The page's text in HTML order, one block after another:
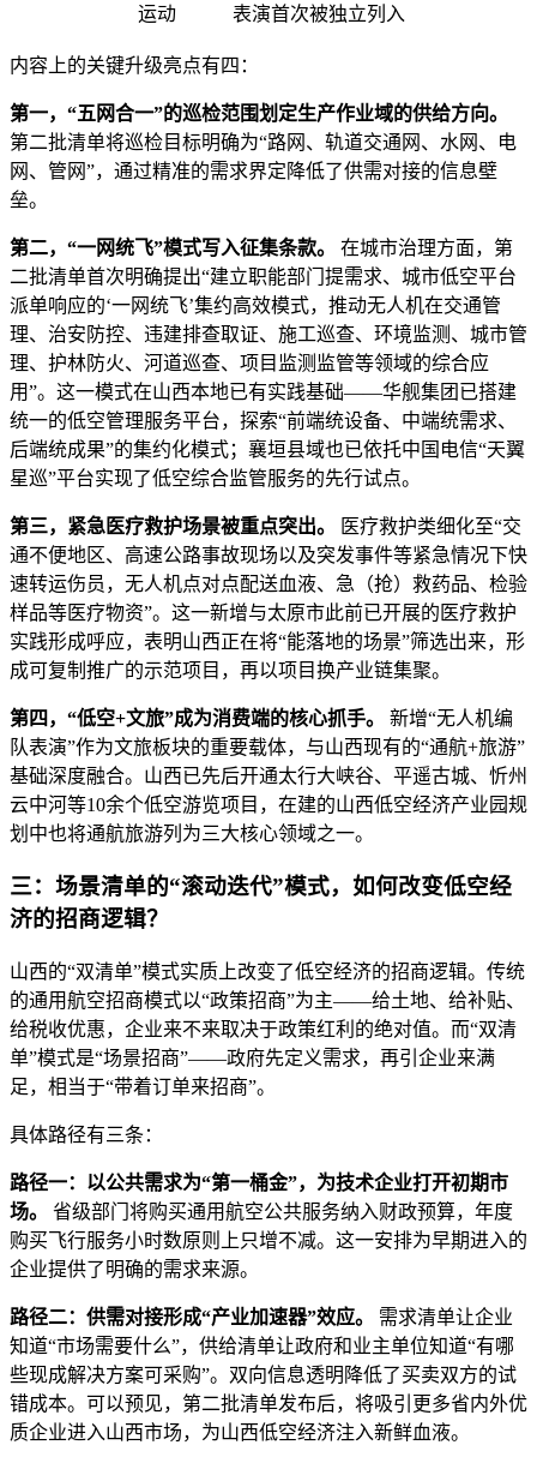
运动
表演首次被独立列入
内容上的关键升级亮点有四：
第一，“五网合一”的巡检范围划定生产作业域的供给方向。
第二批清单将巡检目标明确为“路网、轨道交通网、水网、电
网、管网”，通过精准的需求界定降低了供需对接的信息壁
垒。
第二，“一网统飞”模式写入征集条款。
在城市治理方面，第
二批清单首次明确提出“建立职能部门提需求、城市低空平台
派单响应的‘一网统飞’集约高效模式，推动无人机在交通管
理、治安防控、违建排查取证、施工巡查、环境监测、城市管
理、护林防火、河道巡查、项目监测监管等领域的综合应
用”。这一模式在山西本地已有实践基础——华舰集团已搭建
统一的低空管理服务平台，探索“前端统设备、中端统需求、
后端统成果”的集约化模式；襄垣县域也已依托中国电信“天翼
星巡”平台实现了低空综合监管服务的先行试点。
第三，紧急医疗救护场景被重点突出。
医疗救护类细化至“交
通不便地区、高速公路事故现场以及突发事件等紧急情况下快
速转运伤员，无人机点对点配送血液、急（抢）救药品、检验
样品等医疗物资”。这一新增与太原市此前已开展的医疗救护
实践形成呼应，表明山西正在将“能落地的场景”筛选出来，形
成可复制推广的示范项目，再以项目换产业链集聚。
第四，“低空+文旅”成为消费端的核心抓手。
新增“无人机编
队表演”作为文旅板块的重要载体，与山西现有的“通航+旅游”
基础深度融合。山西已先后开通太行大峡谷、平遥古城、忻州
云中河等10余个低空游览项目，在建的山西低空经济产业园规
划中也将通航旅游列为三大核心领域之一。
三：场景清单的“滚动迭代”模式，如何改变低空经
济的招商逻辑？
山西的“双清单”模式实质上改变了低空经济的招商逻辑。传统
的通用航空招商模式以“政策招商”为主——给土地、给补贴、
给税收优惠，企业来不来取决于政策红利的绝对值。而“双清
单”模式是“场景招商”——政府先定义需求，再引企业来满
足，相当于“带着订单来招商”。
具体路径有三条：
路径一：以公共需求为“第一桶金”，为技术企业打开初期市
场。
省级部门将购买通用航空公共服务纳入财政预算，年度
购买飞行服务小时数原则上只增不减。这一安排为早期进入的
企业提供了明确的需求来源。
路径二：供需对接形成“产业加速器”效应。
需求清单让企业
知道“市场需要什么”，供给清单让政府和业主单位知道“有哪
些现成解决方案可采购”。双向信息透明降低了买卖双方的试
错成本。可以预见，第二批清单发布后，将吸引更多省内外优
质企业进入山西市场，为山西低空经济注入新鲜血液。